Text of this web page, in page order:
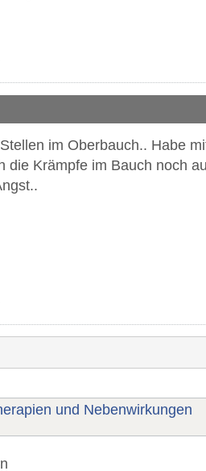
im Oberbauch.. Habe
Krämpfe im Bauch noch
und Nebenwirkungen